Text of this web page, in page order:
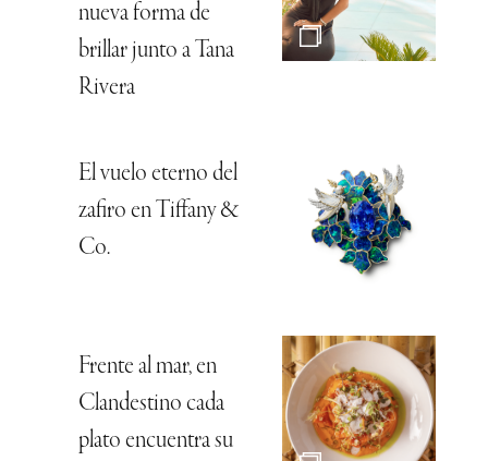
nueva forma de
brillar junto a Tana
Rivera
El vuelo eterno del
zafiro en Tiffany &
Co.
Frente al mar, en
Clandestino cada
plato encuentra su